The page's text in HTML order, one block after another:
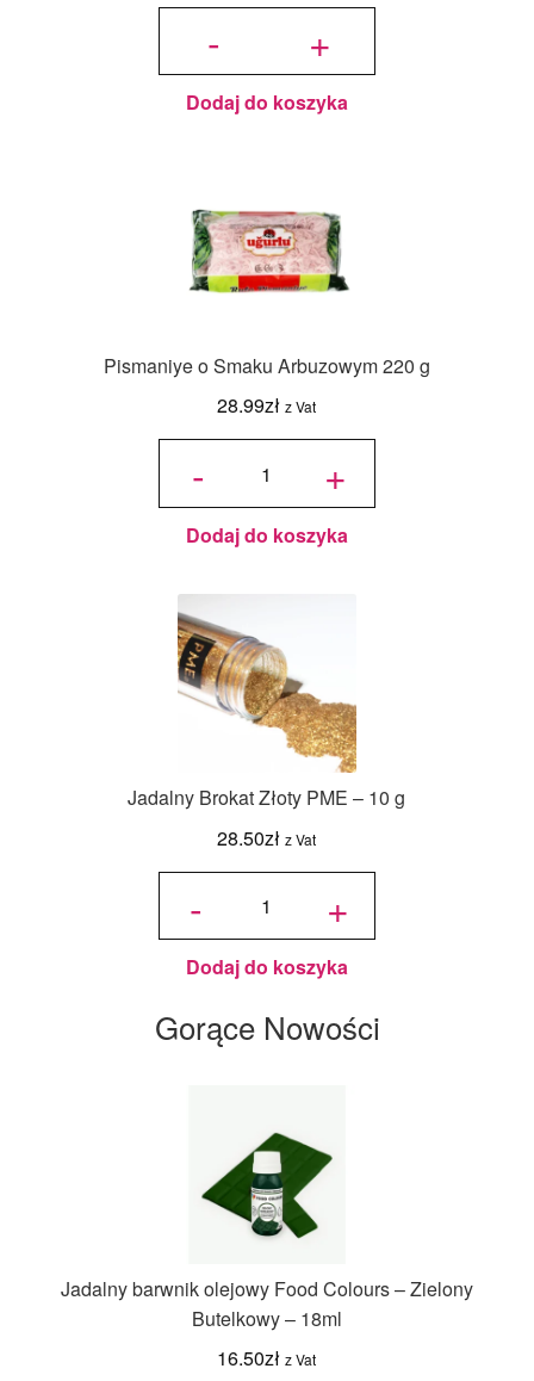
-
ilość
pierniczki
okienkiem
Eko -
5szt. -
cm
+
Dodaj do koszyka
Pismaniye o Smaku Arbuzowym 220 g
28.99zł z Vat
-
ilość
Arbuzowym
220 g +
Dodaj do koszyka
Jadalny Brokat Złoty PME – 10 g
28.50zł z Vat
-
ilość
Złoty
PME -
10 g +
Dodaj do koszyka
Gorące Nowości
Jadalny barwnik olejowy Food Colours – Zielony
Butelkowy – 18ml
16.50zł z Vat